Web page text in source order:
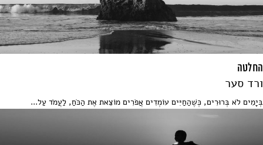
החלטה
ורד סער
בְּיָמִים לֹא בְּרוּרִים, כְּשֶׁהַחַיִּים עוֹמְדִים אֲפֹרִים מוֹצֵאת אֶת הַכֹּחַ, לַעֲמֹד עַל...